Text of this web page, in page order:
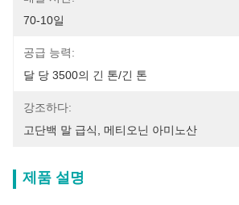
70-10일
공급 능력:
달 당 3500의 긴 톤/긴 톤
강조하다:
고단백 말 급식
메티오닌 아미노산
제품 설명